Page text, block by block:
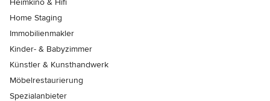
Heimkino & Hifi
Home Staging
Immobilienmakler
Kinder- & Babyzimmer
Künstler & Kunsthandwerk
Möbelrestaurierung
Spezialanbieter